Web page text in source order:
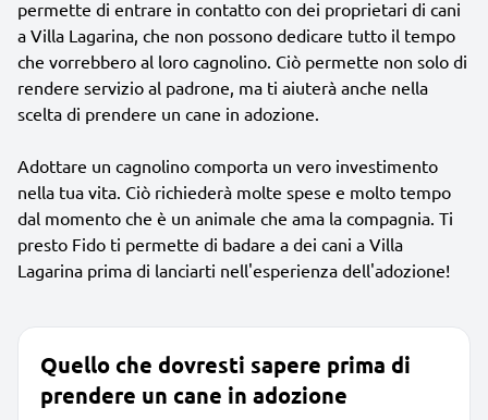
permette di entrare in contatto con dei proprietari di cani
a Villa Lagarina, che non possono dedicare tutto il tempo
che vorrebbero al loro cagnolino. Ciò permette non solo di
rendere servizio al padrone, ma ti aiuterà anche nella
scelta di prendere un cane in adozione.
Adottare un cagnolino comporta un vero investimento
nella tua vita. Ciò richiederà molte spese e molto tempo
dal momento che è un animale che ama la compagnia. Ti
presto Fido ti permette di badare a dei cani a Villa
Lagarina prima di lanciarti nell'esperienza dell'adozione!
Quello che dovresti sapere prima di
prendere un cane in adozione